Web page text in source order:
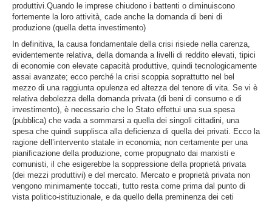
produttivi.Quando le imprese chiudono i battenti o diminuiscono
fortemente la loro attività, cade anche la domanda di beni di
produzione (quella detta investimento)
In definitiva, la causa fondamentale della crisi risiede nella carenza,
evidentemente relativa, della domanda a livelli di reddito elevati, tipici
di economie con elevate capacità produttive, quindi tecnologicamente
assai avanzate; ecco perché la crisi scoppia soprattutto nel bel
mezzo di una raggiunta opulenza ed altezza del tenore di vita. Se vi è
relativa debolezza della domanda privata (di beni di consumo e di
investimento), è necessario che lo Stato effettui una sua spesa
(pubblica) che vada a sommarsi a quella dei singoli cittadini, una
spesa che quindi supplisca alla deficienza di quella dei privati. Ecco la
ragione dell’intervento statale in economia; non certamente per una
pianificazione della produzione, come propugnato dai marxisti e
comunisti, il che esigerebbe la soppressione della proprietà privata
(dei mezzi produttivi) e del mercato. Mercato e proprietà privata non
vengono minimamente toccati, tutto resta come prima dal punto di
vista politico-istituzionale, e da quello della preminenza dei ceti